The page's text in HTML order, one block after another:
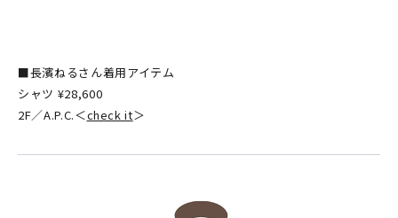
■長濱ねるさん着用アイテム
シャツ ¥28,600
2F／A.P.C.＜check it＞